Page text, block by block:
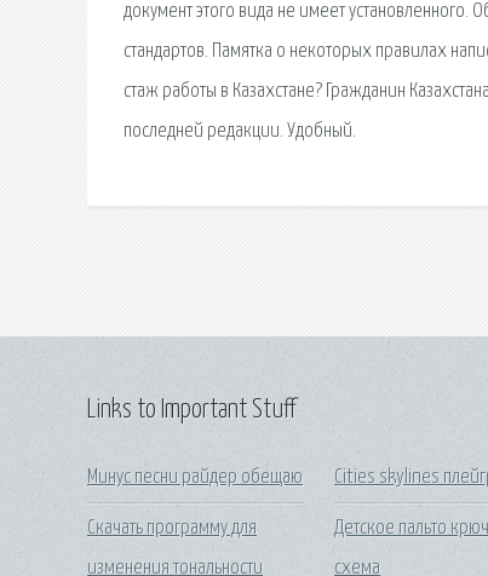
документ этого вида не имеет
стандартов. Памятка о некоторых правилах
стаж работы в Казахстане? Гражданин
последней редакции. Удобный.
Links to Important Stuff
Минус песни райдер обещаю
Скачать программу для
изменения тональности
Cities skylines
Детское пальто
схема